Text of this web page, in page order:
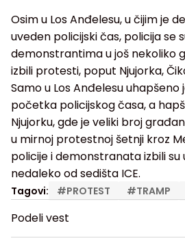
Osim u Los Anđelesu, u čijim je
uveden policijski čas, policija se
demonstrantima u još nekoliko
izbili protesti, poput Njujorka,
Samo u Los Anđelesu uhapšeno
početka policijskog časa, a
Njujorku, gde je veliki broj
u mirnoj protestnoj šetnji kroz
policije i demonstranata izbili
nedaleko od sedišta ICE.
Tagovi: #PROTEST #TRAMP
Podeli vest